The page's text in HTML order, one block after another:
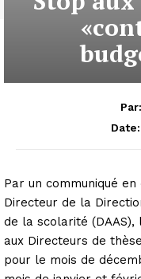
Par:
Date:
Par un communiqué
Directeur de la
de la scolarité (DAAS),
aux Directeurs de
pour le mois de